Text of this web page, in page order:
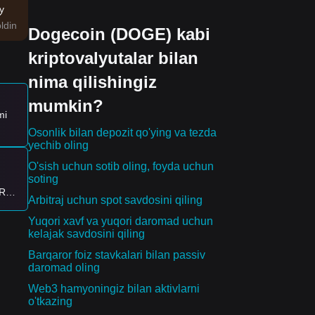
Dogecoin (DOGE) kabi
kriptovalyutalar bilan
nima qilishingiz
mumkin?
Osonlik bilan depozit qo'ying va tezda
yechib oling
O'sish uchun sotib oling, foyda uchun
soting
Arbitraj uchun spot savdosini qiling
Yuqori xavf va yuqori daromad uchun
kelajak savdosini qiling
Barqaror foiz stavkalari bilan passiv
daromad oling
Web3 hamyoningiz bilan aktivlarni
o'tkazing